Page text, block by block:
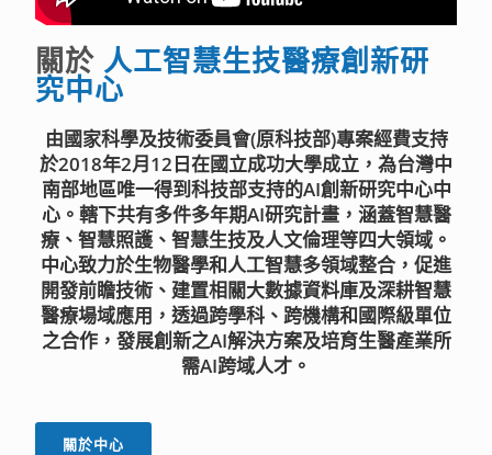
關於人工智慧生技醫療創新研
究中心
由國家科學及技術委員會(原科技部)專案經費支持
於2018年2月12日在國立成功大學成立，為台灣中
南部地區唯一得到科技部支持的AI創新研究中心中
心。轄下共有多件多年期AI研究計畫，涵蓋智慧醫
療、智慧照護、智慧生技及人文倫理等四大領域。
中心致力於生物醫學和人工智慧多領域整合，促進
開發前瞻技術、建置相關大數據資料庫及深耕智慧
醫療場域應用，透過跨學科、跨機構和國際級單位
之合作，發展創新之AI解決方案及培育生醫產業所
需AI跨域人才。
關於中心